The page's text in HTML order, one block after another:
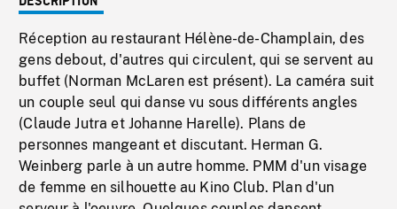
Réception au restaurant Hélène-de-Champlain, des
gens debout, d'autres qui circulent, qui se servent au
buffet (Norman McLaren est présent). La caméra suit
un couple seul qui danse vu sous différents angles
(Claude Jutra et Johanne Harelle). Plans de
personnes mangeant et discutant. Herman G.
Weinberg parle à un autre homme. PMM d'un visage
de femme en silhouette au Kino Club. Plan d'un